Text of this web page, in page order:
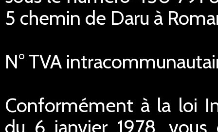
5 chemin de Daru à
N° TVA
Conformément à la loi
du 6 janvier 1978,